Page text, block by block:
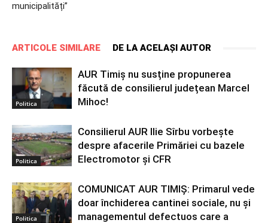
municipalități”
ARTICOLE SIMILARE DE LA ACELAȘI AUTOR
Politica
AUR Timiș nu susține propunerea
făcută de consilierul județean Marcel
Mihoc!
Politica
Consilierul AUR Ilie Sîrbu vorbește
despre afacerile Primăriei cu bazele
Electromotor și CFR
Politica
COMUNICAT AUR TIMIȘ: Primarul vede
doar închiderea cantinei sociale, nu și
managementul defectuos care a